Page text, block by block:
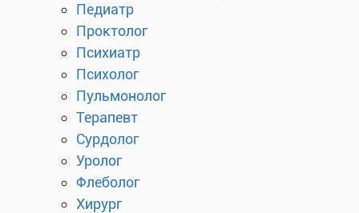
Педиатр
Проктолог
Психиатр
Психолог
Пульмонолог
Терапевт
Сурдолог
Уролог
Флеболог
Хирург